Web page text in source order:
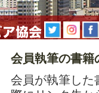
会員執筆の書籍
会員が執筆した